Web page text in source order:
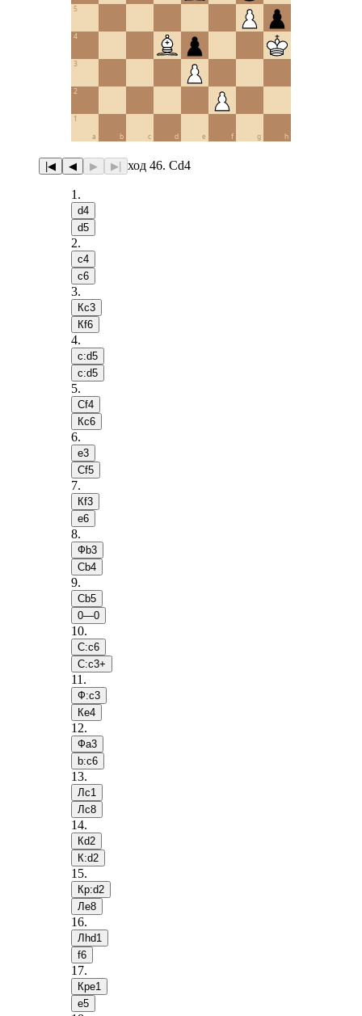
a b c d e f g h
1
2
3
4
5
|◀ ◀ ▶ ▶| ход 46. Сd4
1 .
d4
d5
2.
c4
c6
3.
Кc3
Кf6
4.
c:d5
c:d5
5.
Сf4
Кc6
6.
e3
Сf5
7.
Кf3
e6
8.
Фb3
Сb4
9.
Сb5
0—0
10.
С:c6
С:c3+
11 .
Ф:c3
Кe4
12.
Фa3
b:c6
13.
Лc1
Лc8
14.
Кd2
К:d2
15.
Кр:d2
Лe8
16.
Лhd1
f6
17.
Крe1
e5